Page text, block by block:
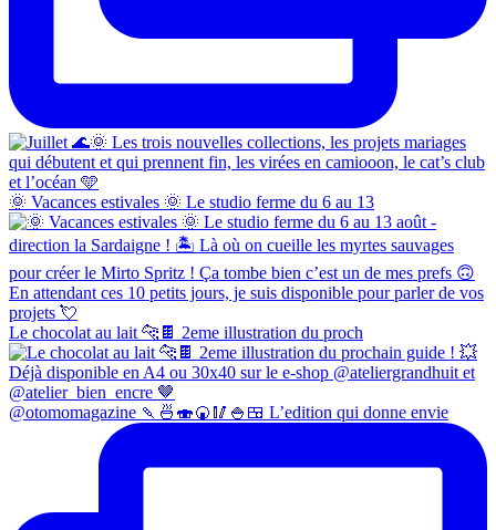
🌞 Vacances estivales 🌞 Le studio ferme du 6 au 13
Le chocolat au lait 🐆🍫 2eme illustration du proch
@otomomagazine 🍡🍜🍣🍘🥢🍚🍱 L’edition qui donne envie